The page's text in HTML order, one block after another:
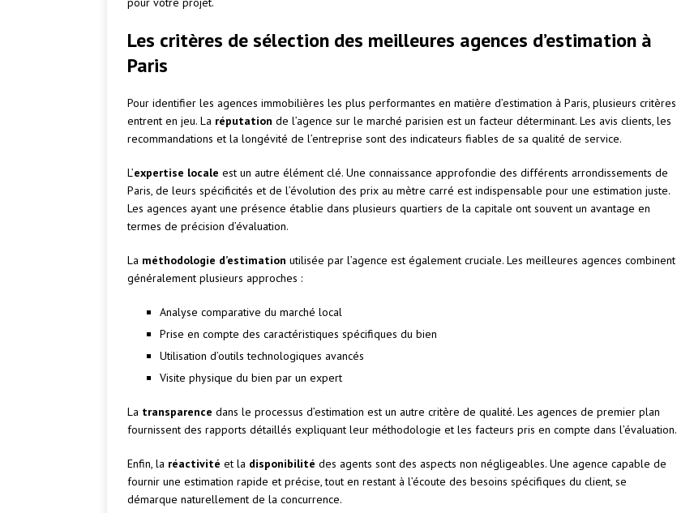
Les critères de sélection des meilleures agences d’estimation à
Paris
Pour identifier les agences immobilières les plus performantes en matière d’estimation à Paris, plusieurs critères
entrent en jeu. La réputation de l’agence sur le marché parisien est un facteur déterminant. Les avis clients, les
recommandations et la longévité de l’entreprise sont des indicateurs fiables de sa qualité de service.
L’expertise locale est un autre élément clé. Une connaissance approfondie des différents arrondissements de
Paris, de leurs spécificités et de l’évolution des prix au mètre carré est indispensable pour une estimation juste.
Les agences ayant une présence établie dans plusieurs quartiers de la capitale ont souvent un avantage en
termes de précision d’évaluation.
La méthodologie d’estimation utilisée par l’agence est également cruciale. Les meilleures agences combinent
généralement plusieurs approches :
Analyse comparative du marché local
Prise en compte des caractéristiques spécifiques du bien
Utilisation d’outils technologiques avancés
Visite physique du bien par un expert
La transparence dans le processus d’estimation est un autre critère de qualité. Les agences de premier plan
fournissent des rapports détaillés expliquant leur méthodologie et les facteurs pris en compte dans l’évaluation.
Enfin, la réactivité et la disponibilité des agents sont des aspects non négligeables. Une agence capable de
fournir une estimation rapide et précise, tout en restant à l’écoute des besoins spécifiques du client, se
démarque naturellement de la concurrence.